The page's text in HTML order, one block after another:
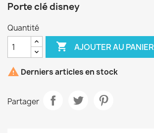
Porte clé disney
Quantité
 AJOUTER AU PANIER
 Derniers articles en stock
Partager